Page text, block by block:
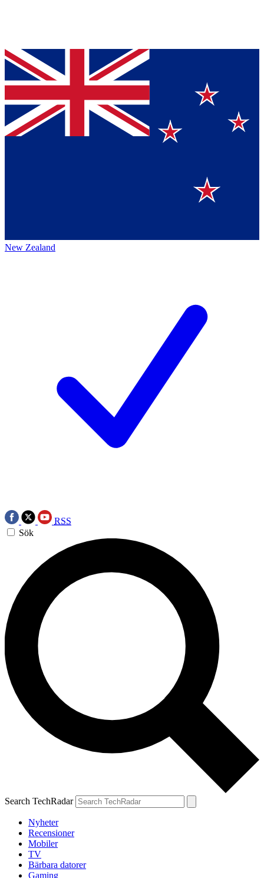
New Zealand
RSS
Sök
Search TechRadar
Nyheter
Recensioner
Mobiler
TV
Bärbara datorer
Gaming